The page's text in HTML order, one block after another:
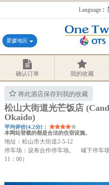
Language：
爱媛地区
确认订单 我的收藏
将此酒店保存到我的收藏
松山大街道光芒饭店
Okaido)
平均评价[4.2分]：
本网站登载的都是合法的住宿设施。
地址：松山市大街道2-5-12
停车场：设有合作停车场。 城下停车
11：00）